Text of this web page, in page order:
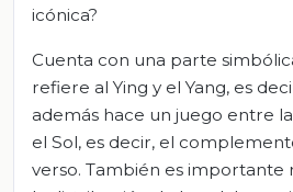
icónica?
Cuenta con una parte
refiere al Ying y el Yang, es
además hace un juego entre
el Sol, es decir, el
verso. También es